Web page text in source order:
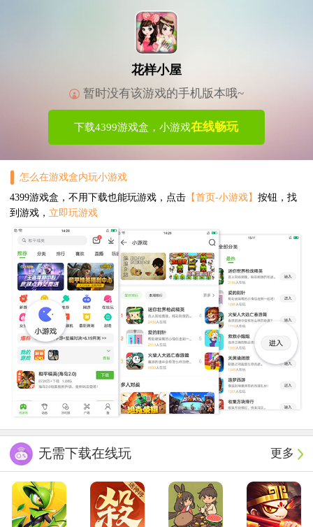
花样小屋
暂时没有该游戏的手机版本哦~
下载4399游戏盒，小游戏在线畅玩
怎么在游戏盒内玩小游戏
4399游戏盒，不用下载也能玩游戏，点击【首页-小游戏】 按钮，找
到游戏， 立即玩游戏
更多
无需下载在线玩